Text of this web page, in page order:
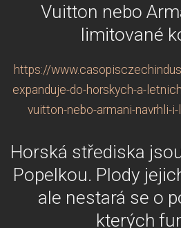
Vuitton nebo
limitované
https://
expanduje-do-horskych-a-
vuitton-nebo-armani-navrhli-
Horská střediska
Popelkou. Plody
ale nestará se o
kterých